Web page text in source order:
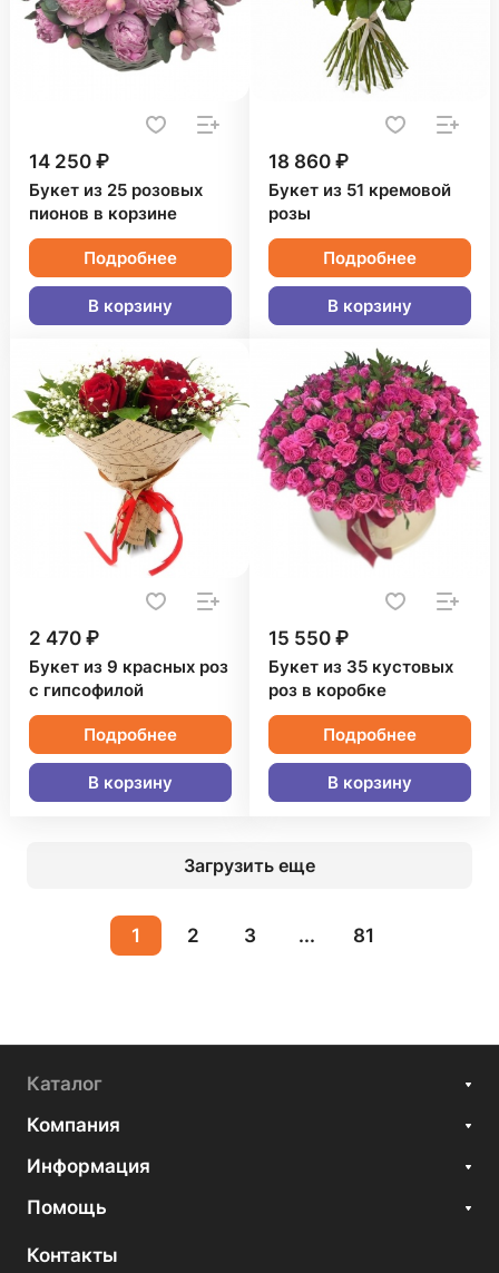
14 250 ₽
Букет из 25 розовых
пионов в корзине
Подробнее
В корзину
18 860 ₽
Букет из 51 кремовой
розы
Подробнее
В корзину
2 470 ₽
Букет из 9 красных роз
с гипсофилой
Подробнее
В корзину
15 550 ₽
Букет из 35 кустовых
роз в коробке
Подробнее
В корзину
Загрузить еще
1 2 3 ... 81
Каталог
Компания
Информация
Помощь
Контакты